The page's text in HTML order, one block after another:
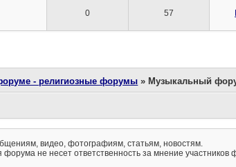
0 57
- религиозные форумы »Музыкальный
видео, фотографиям, статьям, новостям.
не несет ответственность за мнение участников